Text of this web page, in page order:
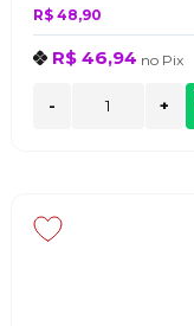
R$ 48,90
R$ 46,94 no Pix
- +